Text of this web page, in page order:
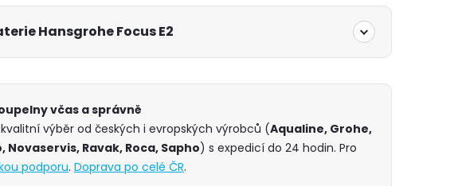
Hansgrohe Focus E2
včas a správně
výběr od českých i evropských výrobců (Aqualine, Grohe,
Ravak, Roca, Sapho) s expedicí do 24 hodin. Pro
podporu. Doprava po celé ČR.